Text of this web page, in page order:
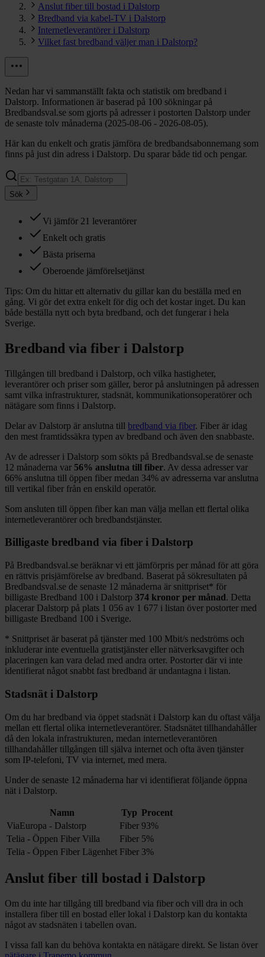
Anslut fiber till bostad i Dalstorp
Bredband via kabel-TV i Dalstorp
Internetleverantörer i Dalstorp
Vilket fast bredband väljer man i Dalstorp?
Nedan har vi sammanställt fakta och statistik om bredband i
Dalstorp. Informationen är baserad på 100 sökningar på
Bredbandsval.se som gjorts på adresser i postorten Dalstorp under
de senaste tolv månaderna (2025-08-06 - 2026-08-05).
Här kan du enkelt och gratis jämföra de bredbandsabonnemang som
finns på just din adress i Dalstorp. Du sparar både tid och pengar.
Sök
Vi jämför 21 leverantörer
Enkelt och gratis
Bästa priserna
Oberoende jämförelsetjänst
Tips: Om du hittar ett alternativ du gillar kan du beställa med en
gång. Vi gör det extra enkelt för dig och det kostar inget. Du kan
både beställa nytt och byta bredband, och det fungerar i hela
Sverige.
Bredband via fiber i Dalstorp
Tillgången till bredband i Dalstorp, och vilka hastigheter,
leverantörer och priser som gäller, beror på anslutningen på adressen
samt vilka infrastrukturer, stadsnät, kommunikationsoperatörer och
nätägare som finns i Dalstorp.
Delar av Dalstorp är anslutna till bredband via fiber. Fiber är idag
den mest framtidssäkra typen av bredband och även den snabbaste.
Av de adresser i Dalstorp som sökts på Bredbandsval.se de senaste
12 månaderna var 56% anslutna till fiber. Av dessa adresser var
66% anslutna till öppen fiber medan 34% av adresserna var anslutna
till vertikal fiber från en enskild operatör.
Som ansluten till öppen fiber kan man välja mellan ett flertal olika
internetleverantörer och bredbandstjänster.
Billigaste bredband via fiber i Dalstorp
På Bredbandsval.se beräknar vi ett jämförpris per månad för att göra
en rättvis prisjämförelse av bredband. Baserat på sökresultaten på
Bredbandsval.se de senaste 12 månaderna är snittpriset* för
billigaste Bredband 100 i Dalstorp 374 kronor per månad. Detta
placerar Dalstorp på plats 1 056 av 1 677 i listan över postorter med
billigaste Bredband 100 i Sverige.
* Snittpriset är baserat på tjänster med 100 Mbit/s nedströms och
inkluderar inte eventuella gratistjänster eller nätverksavgifter och
placeringen kan vara delad med andra orter. Postorter där vi inte
identifierat något snabbt fast bredband är undantagna i listan.
Stadsnät i Dalstorp
Om du har bredband via öppet stadsnät i Dalstorp kan du oftast välja
mellan ett flertal olika internetleverantörer. Stadsnätet tillhandahåller
då den lokala infrastrukturen, medan internetleverantören
tillhandahåller tillgången till själva internet och ofta även tjänster
som IP-telefoni, TV via internet, med mera.
Under de senaste 12 månaderna har vi identifierat följande öppna
nät i Dalstorp.
Namn Typ Procent
ViaEuropa - Dalstorp
Fiber 93%
Telia - Öppen Fiber Villa
Fiber 5%
Telia - Öppen Fiber Lägenhet Fiber 3%
Anslut fiber till bostad i Dalstorp
Om du inte har tillgång till bredband via fiber och vill dra in och
installera fiber till en bostad eller lokal i Dalstorp kan du kontakta
något av stadsnäten i tabellen ovan.
I vissa fall kan du behöva kontakta en nätägare direkt. Se listan över